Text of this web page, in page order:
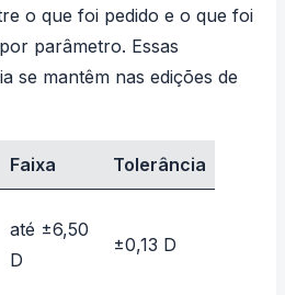
o que foi pedido e o que foi
parâmetro. Essas
se mantêm nas edições de
Faixa Tolerância
até ±6,50
D
±0,13 D